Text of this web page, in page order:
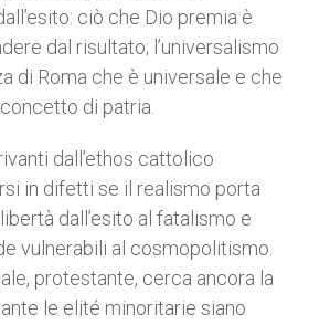
ciò che Dio premia è
dal risultato; l’universalismo
di Roma che è universale e che
di patria.
dall’ethos cattolico
in difetti se il realismo porta
dall’esito al fatalismo e
vulnerabili al cosmopolitismo.
protestante, cerca ancora la
le elité minoritarie siano